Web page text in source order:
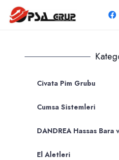
Civata Pim Grubu
Cumsa Sistemleri
DANDREA Hassas Bara
El Aletleri